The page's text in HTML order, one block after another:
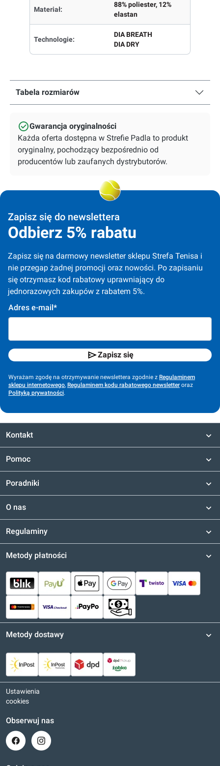
Materiał:
88% poliester, 12%
elastan
Technologie:
DIA BREATH
DIA DRY
Tabela rozmiarów
Gwarancja oryginalności
Każda oferta dostępna w Strefie Padla to produkt
oryginalny, pochodzący bezpośrednio od
producentów lub zaufanych dystrybutorów.
Zapisz się do newslettera
Odbierz 5% rabatu
Zapisz się na darmowy newsletter sklepu Strefa Tenisa i
nie przegap żadnej promocji oraz nowości. Po zapisaniu
się otrzymasz kod rabatowy uprawniający do
jednorazowych zakupów z rabatem 5%.
Adres e-mail*
Zapisz się
Wyrażam zgodę na otrzymywanie newslettera zgodnie z Regulaminem
sklepu internetowego, Regulaminem kodu rabatowego newsletter oraz
Polityką prywatności.
Kontakt
Pomoc
Poradniki
O nas
Regulaminy
Metody płatności
Metody dostawy
Ustawienia
cookies
Obserwuj nas